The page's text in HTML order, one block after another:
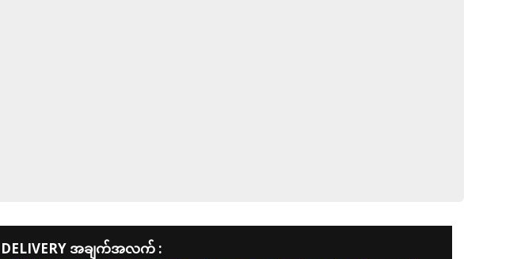
DELIVERY အချက်အလက် :